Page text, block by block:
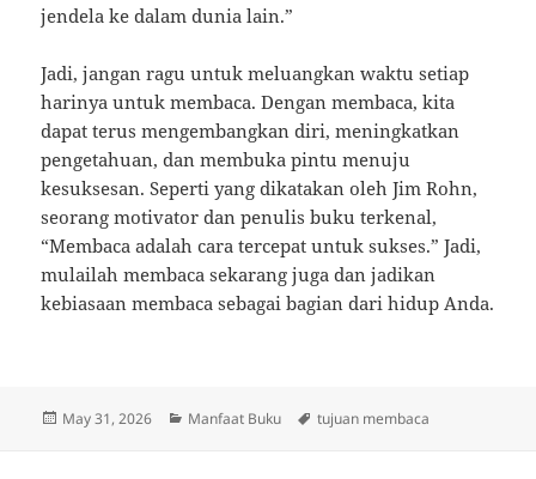
jendela ke dalam dunia lain.”
Jadi, jangan ragu untuk meluangkan waktu setiap
harinya untuk membaca. Dengan membaca, kita
dapat terus mengembangkan diri, meningkatkan
pengetahuan, dan membuka pintu menuju
kesuksesan. Seperti yang dikatakan oleh Jim Rohn,
seorang motivator dan penulis buku terkenal,
“Membaca adalah cara tercepat untuk sukses.” Jadi,
mulailah membaca sekarang juga dan jadikan
kebiasaan membaca sebagai bagian dari hidup Anda.
Posted
May 31, 2026 Categories
Manfaat Buku Tags
tujuan membaca